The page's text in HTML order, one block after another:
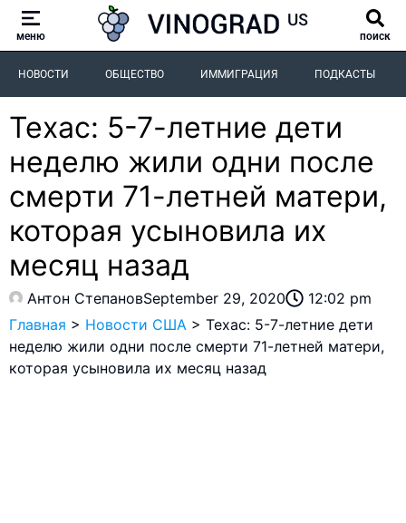
меню поиск
НОВОСТИ ОБЩЕСТВО ИММИГРАЦИЯ ПОДКАСТЫ
Техас: 5-7-летние дети
неделю жили одни после
смерти 71-летней матери,
которая усыновила их
месяц назад
Антон СтепановSeptember 29, 2020
12:02 pm
Главная > Новости США > Техас: 5-7-летние дети
неделю жили одни после смерти 71-летней матери,
которая усыновила их месяц назад